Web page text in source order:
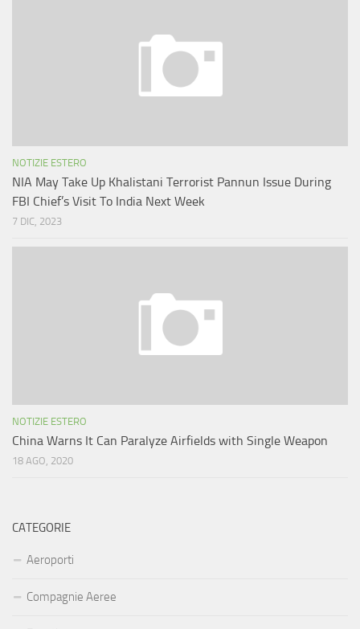
NOTIZIE ESTERO
NIA May Take Up Khalistani Terrorist Pannun Issue During
FBI Chief’s Visit To India Next Week
7 DIC, 2023
NOTIZIE ESTERO
China Warns It Can Paralyze Airfields with Single Weapon
18 AGO, 2020
CATEGORIE
Aeroporti
Compagnie Aeree